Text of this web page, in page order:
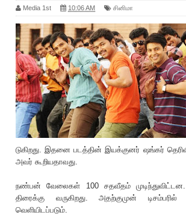
Media 1st 10:06 AM சினிமா
டுகிறது. இதனை படத்தின் இயக்குனர் ஷங்கர்
அவர் கூறியதாவது.
நண்பன் வேலைகள் 100 சதவீதம்
திரைக்கு வருகிறது. அதற்குமுன்
வெளியிடப்படும்.